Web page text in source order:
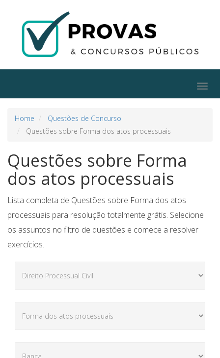
Home
Questões de Concurso
Questões sobre Forma dos atos processuais
Questões sobre Forma
dos atos processuais
Lista completa de Questões sobre Forma dos atos
processuais para resolução totalmente grátis. Selecione
os assuntos no filtro de questões e comece a resolver
exercícios.